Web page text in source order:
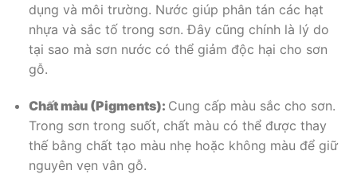
dụng và môi trường. Nước giúp phân tán các hạt
nhựa và sắc tố trong sơn. Đây cũng chính là lý do
tại sao mà sơn nước có thể giảm độc hại cho sơn
gỗ.
Chất màu (Pigments): Cung cấp màu sắc cho sơn.
Trong sơn trong suốt, chất màu có thể được thay
thế bằng chất tạo màu nhẹ hoặc không màu để giữ
nguyên vẹn vân gỗ.